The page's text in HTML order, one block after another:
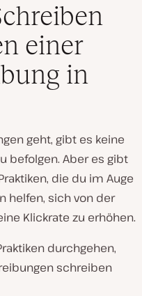
einer
in
geht, gibt es keine
befolgen. Aber es gibt
die du im Auge
helfen, sich von der
Klickrate zu erhöhen.
durchgehen,
schreiben